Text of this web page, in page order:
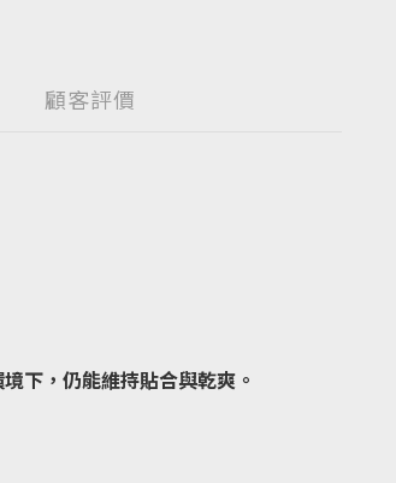
顧客評價
下，仍能維持貼合與乾爽。